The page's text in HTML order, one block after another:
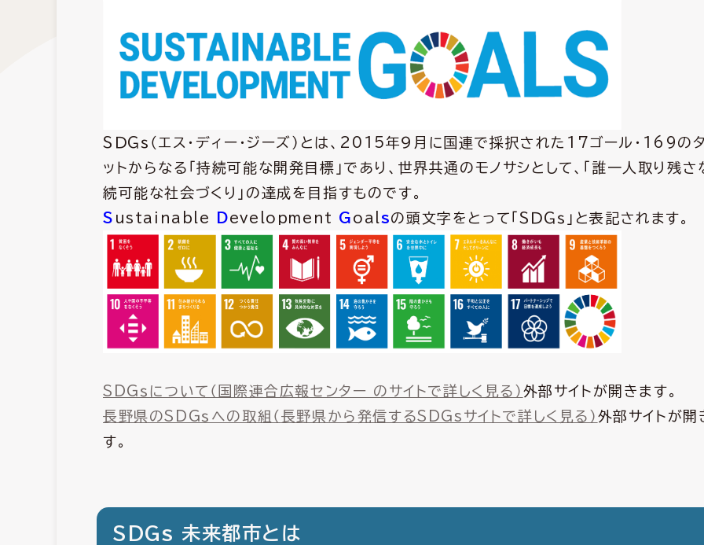
ＳＤＧｓ（エス・ディー・ジーズ）とは、2015年９月に国連で採択された17ゴール・169の
ットからなる「持続可能な開発目標」であり、世界共通のモノサシとして、「誰一人取り残
続可能な社会づくり」の達成を目指すものです。
S ustainable Development G oal sの頭文字をとって「ＳＤＧｓ」と表記されます。
SDGｓについて（国際連合広報センター のサイトで詳しく見る） 外部サイトが開きます。
長野県のSDGｓへの取組（ 長野県から発信するSDGsサイトで詳しく見る） 外部サイトが開
す。
SDGs 未来都市とは